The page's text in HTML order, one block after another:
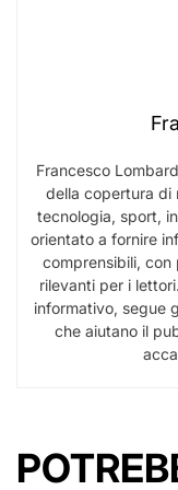
Francesco
della copertura di
tecnologia, sport,
orientato a fornire
comprensibili,
rilevanti per i
informativo, segue
che aiutano il